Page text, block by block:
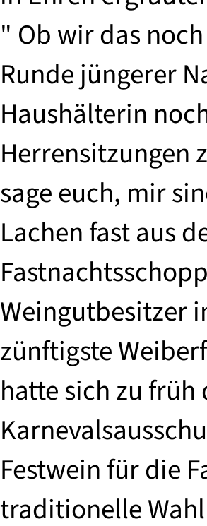
" Ob wir das
Runde jüngerer
Haushälterin
Herrensitzungen
sage euch, mir
Lachen fast aus
Weingutbesitzer
zünftigste
hatte sich zu
Festwein für die
traditionelle